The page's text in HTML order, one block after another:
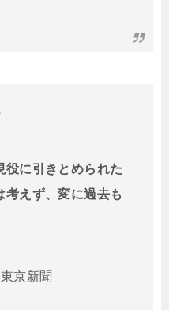
役に引きとめられた
考えず、変に過去も
京新聞